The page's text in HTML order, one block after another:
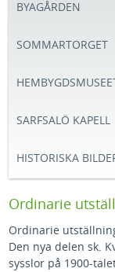
BYAGÅRDEN
SOMMARTORGET
SARFSALÖ KAPELL
HISTORISKA
Ordinarie
Ordinarie
Den nya delen sk.
sysslor på 1900-